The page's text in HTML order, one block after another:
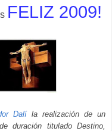
FELIZ 2009!
Dalíla realización de un
duración titulado Destino,